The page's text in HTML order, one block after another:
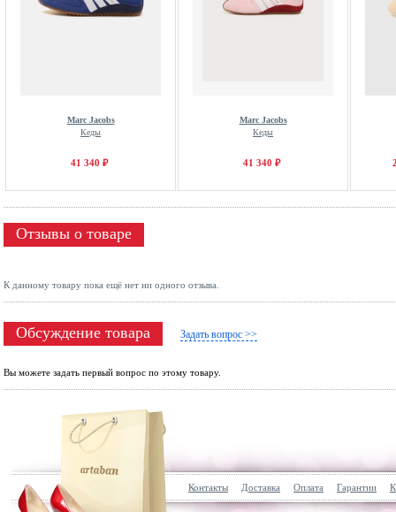
Marc Jacobs
Кеды
41 340 ₽
Marc Jacobs
Кеды
41 340 ₽
Отзывы о товаре
К данному товару пока ещё нет ни одного отзыва.
Обсуждение товара Задать вопрос >>
Вы можете задать первый вопрос по этому товару.
Контакты Доставка Оплата Гарантии